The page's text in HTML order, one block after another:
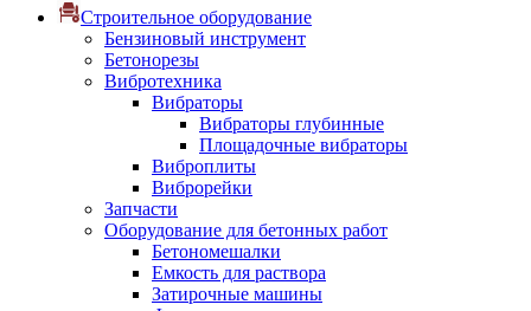
Строительное оборудование
Бензиновый инструмент
Бетонорезы
Вибротехника
Вибраторы
Вибраторы глубинные
Площадочные вибраторы
Виброплиты
Виброрейки
Запчасти
Оборудование для бетонных работ
Бетономешалки
Емкость для раствора
Затирочные машины